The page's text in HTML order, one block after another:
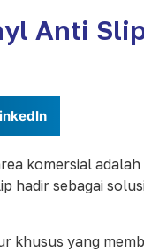
Anti
komersial
hadir sebagai
khusus yang